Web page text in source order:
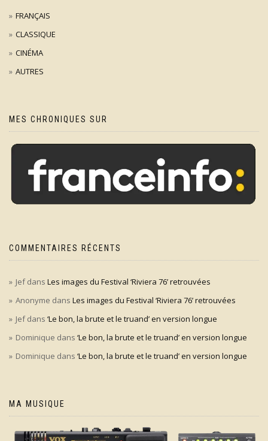
FRANÇAIS
CLASSIQUE
CINÉMA
AUTRES
MES CHRONIQUES SUR
COMMENTAIRES RÉCENTS
Jefdans Les images du Festival ‘Riviera 76’ retrouvées
Anonyme dans Les images du Festival ‘Riviera 76’ retrouvées
Jefdans ‘Le bon, la brute et le truand’ en version longue
Dominique dans ‘Le bon, la brute et le truand’ en version longue
Dominique dans ‘Le bon, la brute et le truand’ en version longue
MA MUSIQUE